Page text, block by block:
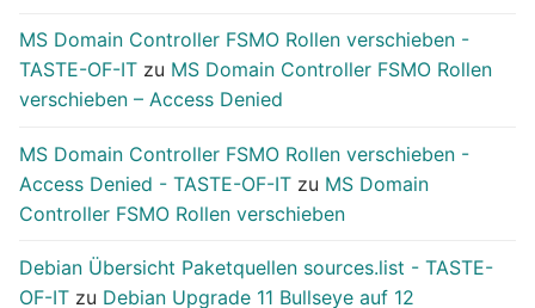
MS Domain Controller FSMO Rollen verschieben -
TASTE-OF-IT zu MS Domain Controller FSMO Rollen
verschieben – Access Denied
MS Domain Controller FSMO Rollen verschieben -
Access Denied - TASTE-OF-IT zu MS Domain
Controller FSMO Rollen verschieben
Debian Übersicht Paketquellen sources.list - TASTE-
OF-IT zu Debian Upgrade 11 Bullseye auf 12